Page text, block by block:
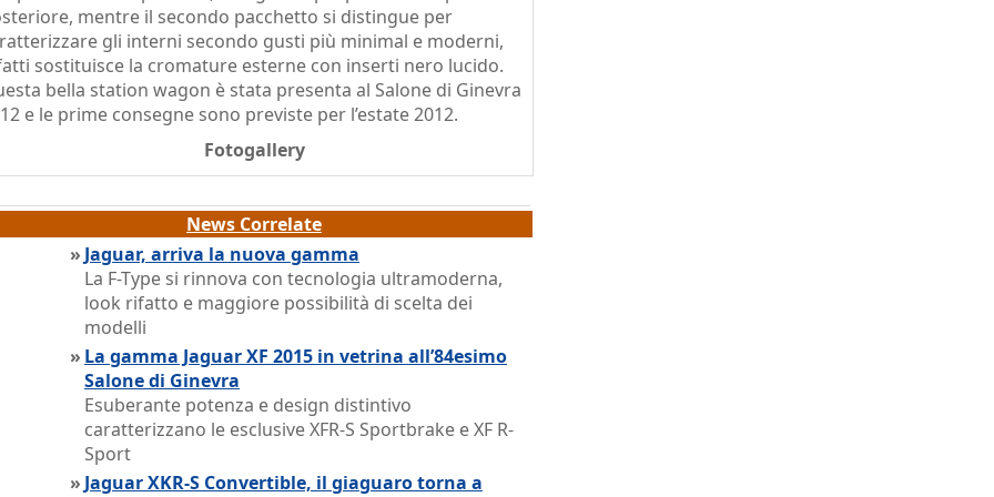
mentre il secondo pacchetto si distingue per
gli interni secondo gusti più minimal e moderni,
sostituisce la cromature esterne con inserti nero lucido.
bella station wagon è stata presenta al Salone di Ginevra
e le prime consegne sono previste per l’estate 2012.
Fotogallery
News Correlate
» Jaguar, arriva la nuova gamma
La F-Type si rinnova con tecnologia ultramoderna,
look rifatto e maggiore possibilità di scelta dei
modelli
» La gamma Jaguar XF 2015 in vetrina all’84esimo
Salone di Ginevra
Esuberante potenza e design distintivo
caratterizzano le esclusive XFR-S Sportbrake e XF R-
Sport
» Jaguar XKR-S Convertible, il giaguaro torna a